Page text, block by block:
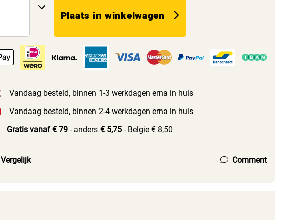
Plaats in winkelwagen
Vandaag besteld, binnen 1-3 werkdagen erna in huis
Vandaag besteld, binnen 2-4 werkdagen erna in huis
Gratis vanaf € 79- anders € 5,75- Belgie € 8,50
Vergelijk Comment